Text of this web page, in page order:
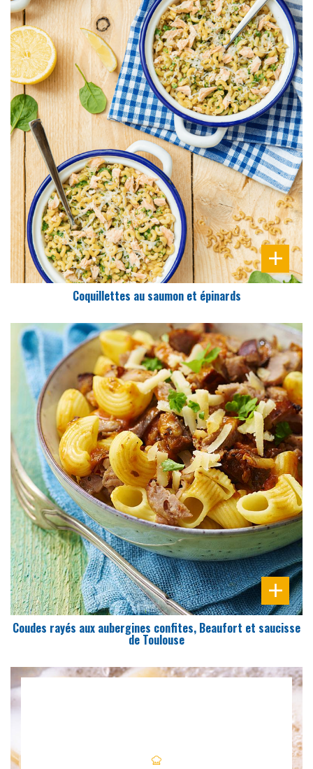
DIFFICULTÉ
PRÉPARATION
20 Min
Coquillettes au saumon et épinards
DIFFICULTÉ
PRÉPARATION
10 Min
Coudes rayés aux aubergines confites, Beaufort et saucisse
de Toulouse